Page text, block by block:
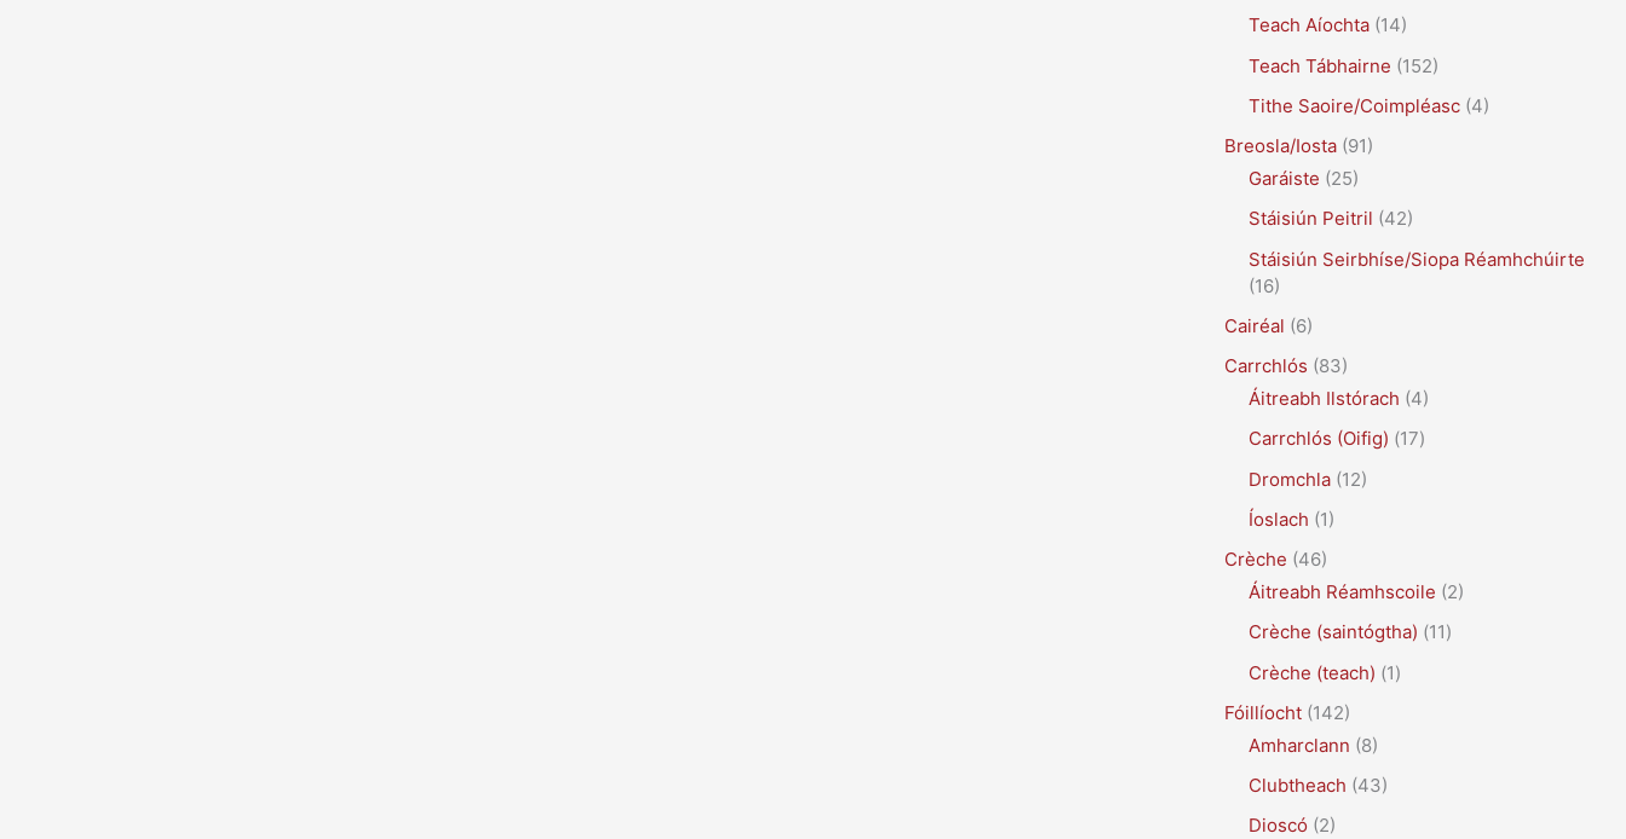
Teach Aíochta (14)
Teach Tábhairne (152)
Tithe Saoire/Coimpléasc (4)
Breosla/Iosta (91)
Garáiste (25)
Stáisiún Peitril (42)
Stáisiún Seirbhíse/Siopa Réamhchúirte
(16)
Cairéal (6)
Carrchlós (83)
Áitreabh Ilstórach (4)
Carrchlós (Oifig) (17)
Dromchla (12)
Íoslach (1)
Crèche (46)
Áitreabh Réamhscoile (2)
Crèche (saintógtha) (11)
Crèche (teach) (1)
Fóillíocht (142)
Amharclann (8)
Clubtheach (43)
Dioscó (2)